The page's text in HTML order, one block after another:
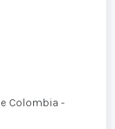
Colombia -